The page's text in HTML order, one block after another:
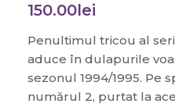
150.00lei
Penultimul tricou al
aduce în dulapurile
sezonul 1994/1995. Pe
numărul 2, purtat la